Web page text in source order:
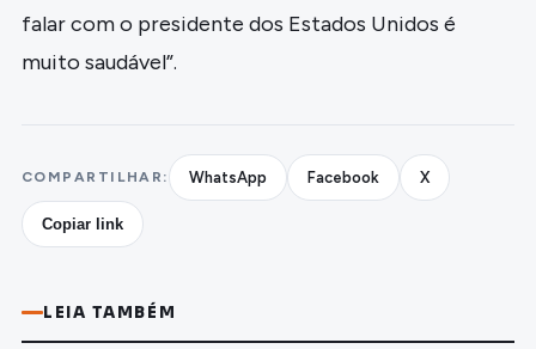
falar com o presidente dos Estados Unidos é
muito saudável”.
COMPARTILHAR: WhatsApp Facebook X
Copiar link
LEIA TAMBÉM